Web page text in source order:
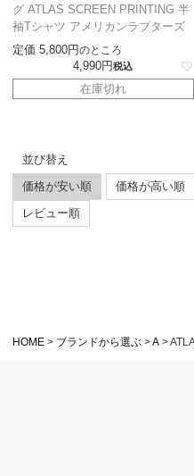
グ ATLAS SCREEN PRINTING 半
袖Tシャツ アメリカンラプターズ
定価 5,800 のところ
4,990 税込
在庫切れ
並び替え
価格が安い順
価格が高い順
レビュー順
HOME ブランドから選ぶ A